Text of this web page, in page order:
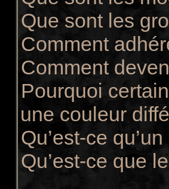
Que sont les
Comment
Comment
Pourquoi
une couleur
Qu’est-ce
Qu’est-ce que